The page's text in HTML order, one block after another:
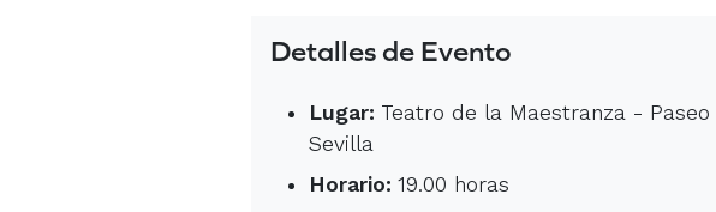
Detalles de Evento
Lugar: Teatro de la Maestranza - Paseo
Sevilla
Horario: 19.00 horas